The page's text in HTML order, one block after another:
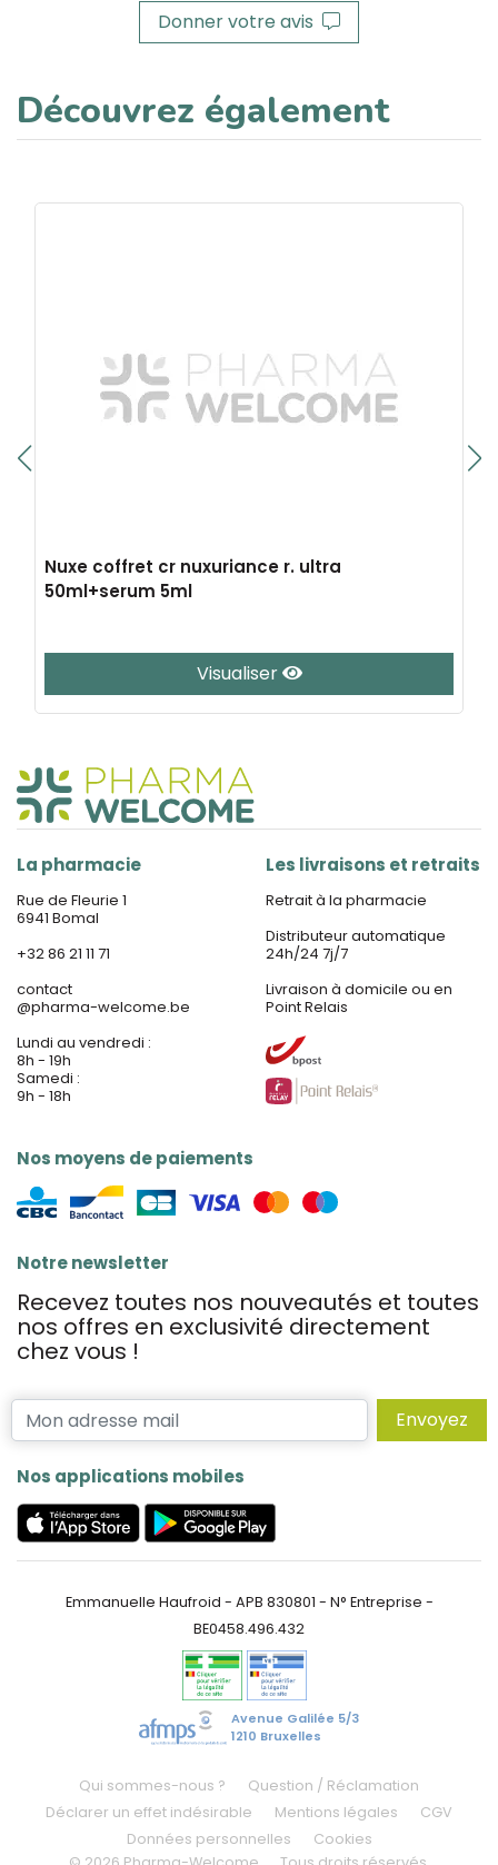
Donner votre avis
Découvrez également
Nuxe coffret cr nuxuriance r. ultra
50ml+serum 5ml
Visualiser
La pharmacie
Rue de Fleurie 1
6941 Bomal
+32 86 21 11 71
contact
@pharma-welcome.be
Lundi au vendredi :
8h - 19h
Samedi :
9h - 18h
Nos moyens de paiements
Les livraisons et retraits
Retrait à la pharmacie
Distributeur automatique
24h/24 7j/7
Livraison à domicile ou en
Point Relais
Notre newsletter
Recevez toutes nos nouveautés et toutes
nos offres en exclusivité directement
chez vous !
Envoyez
Nos applications mobiles
Emmanuelle Haufroid - APB 830801 - N° Entreprise -
BE0458.496.432
Avenue Galilée 5/3
1210 Bruxelles
Qui sommes-nous ?
Question / Réclamation
Déclarer un effet indésirable
Mentions légales
CGV
Données personnelles
Cookies